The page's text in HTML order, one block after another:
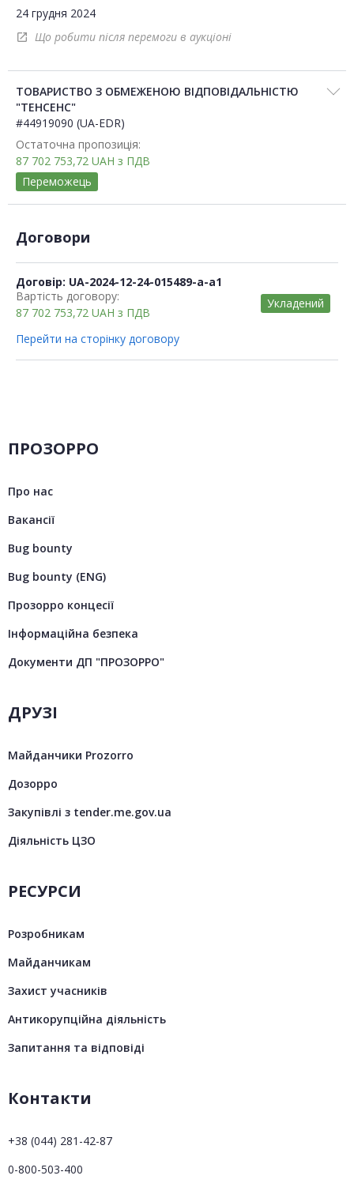
24 грудня 2024
open_in_new Що робити після перемоги в аукціоні
ТОВАРИСТВО З ОБМЕЖЕНОЮ ВІДПОВІДАЛЬНІСТЮ
"ТЕНСЕНС"
#44919090 (UA-EDR)
Остаточна пропозиція:
87 702 753,72 UAH з ПДВ
Переможець
Договори
Договір: UA-2024-12-24-015489-a-a1
Вартість договору:
87 702 753,72 UAH з ПДВ
Укладений
Перейти на сторінку договору
ПРОЗОРРО
Про нас
Вакансії
Bug bounty
Bug bounty (ENG)
Прозорро концесії
Інформаційна безпека
Документи ДП "ПРОЗОРРО"
ДРУЗІ
Майданчики Prozorro
Дозорро
Закупівлі з tender.me.gov.ua
Діяльність ЦЗО
РЕСУРСИ
Розробникам
Майданчикам
Захист учасників
Антикорупційна діяльність
Запитання та відповіді
Контакти
+38 (044) 281-42-87
0-800-503-400